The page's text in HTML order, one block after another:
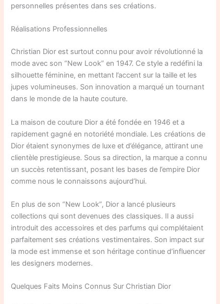
personnelles présentes dans ses créations.
Réalisations Professionnelles
Christian Dior est surtout connu pour avoir révolutionné la
mode avec son “New Look” en 1947. Ce style a redéfini la
silhouette féminine, en mettant l’accent sur la taille et les
jupes volumineuses. Son innovation a marqué un tournant
dans le monde de la haute couture.
La maison de couture Dior a été fondée en 1946 et a
rapidement gagné en notoriété mondiale. Les créations de
Dior étaient synonymes de luxe et d’élégance, attirant une
clientèle prestigieuse. Sous sa direction, la marque a connu
un succès retentissant, posant les bases de l’empire Dior
comme nous le connaissons aujourd’hui.
En plus de son “New Look”, Dior a lancé plusieurs
collections qui sont devenues des classiques. Il a aussi
introduit des accessoires et des parfums qui complétaient
parfaitement ses créations vestimentaires. Son impact sur
la mode est immense et son héritage continue d’influencer
les designers modernes.
Quelques Faits Moins Connus Sur Christian Dior